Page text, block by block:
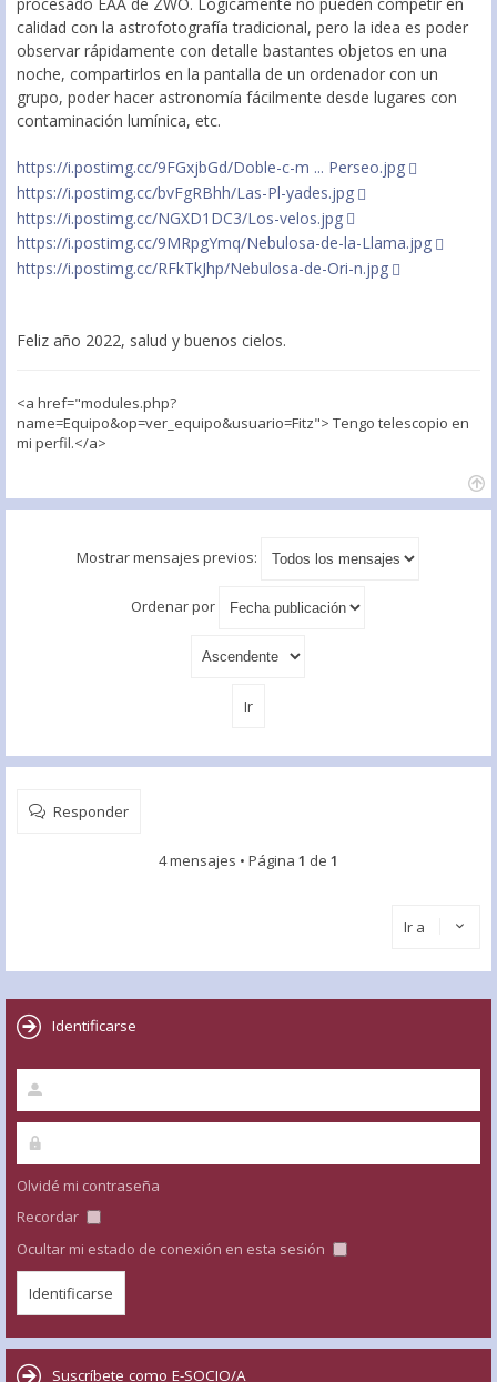
calidad con la astrofotografía tradicional, pero la idea es poder
observar rápidamente con detalle bastantes objetos en una
noche, compartirlos en la pantalla de un ordenador con un
grupo, poder hacer astronomía fácilmente desde lugares con
contaminación lumínica, etc.
https://i.postimg.cc/9FGxjbGd/Doble-c-m ... Perseo.jpg
https://i.postimg.cc/bvFgRBhh/Las-Pl-yades.jpg
https://i.postimg.cc/NGXD1DC3/Los-velos.jpg
https://i.postimg.cc/9MRpgYmq/Nebulosa-de-la-Llama.jpg
https://i.postimg.cc/RFkTkJhp/Nebulosa-de-Ori-n.jpg
Feliz año 2022, salud y buenos cielos.
<a href="modules.php?
name=Equipo&op=ver_equipo&usuario=Fitz"> Tengo telescopio en
mi perfil.</a>
Mostrar mensajes previos:
Ordenar por
Responder
4 mensajes • Página 1 de 1
Ir a
Identificarse
Olvidé mi contraseña
Recordar
Ocultar mi estado de conexión en esta sesión
Suscríbete como E-SOCIO/A